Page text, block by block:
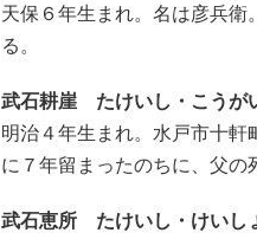
天保６年生まれ。名は彦兵
る。
武石耕崖 たけいし・こうが
明治４年生まれ。水戸市十軒
に７年留まったのちに、父の
武石恵所 たけいし・けいし